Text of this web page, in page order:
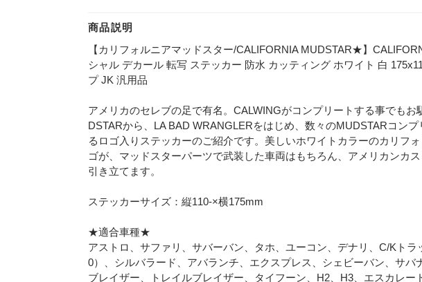
商品説明
【カリフォルニアマッドスター/CALIFORNIA MUDSTAR★】
シャル デカール 転写 ステッカー 防水 カッティング ホワイト 白
プ JK 汎用品
アメリカのセレブの足で有名。CALWINGがコンプリートする事でもお
DSTARから、LA BAD WRANGLERをはじめ、数々のMUDSTARコン
るロゴ入りステッカーのご紹介です。美しいホワイトカラーのカリフ
ゴが、マッドスターパーツで武装した車両はもちろん、アメリカンカ
引き立てます。
ステッカーサイズ：縦110-×横175mm
★適合車種★
アストロ、サファリ、サバーバン、タホ、ユーコン、デナリ、C/Kトラ
0）、シルバラード、アバランチ、エクスプレス、シェビーバン、サバ
ブレイザー、トレイルブレイザー、タイフーン、H2、H3、エスカレー